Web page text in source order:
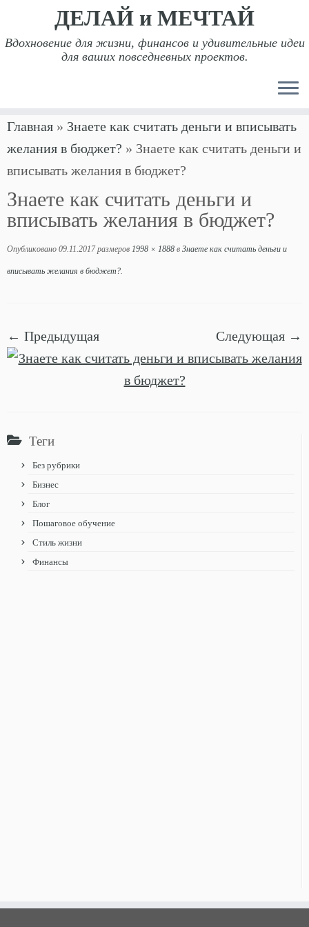
Перейти
содержимому
ДЕЛАЙ и МЕЧТАЙ
Вдохновение для жизни, финансов и удивительные идеи
для ваших повседневных проектов.
Главная » Знаете как считать деньги и вписывать
желания в бюджет? » Знаете как считать деньги и
вписывать желания в бюджет?
Знаете как считать деньги и
вписывать желания в бюджет?
Опубликовано 09.11.2017размеров 1998 × 1888 в Знаете как считать деньги и
вписывать желания в бюджет?.
← Предыдущая Следующая →
Теги
Без рубрики
Бизнес
Блог
Пошаговое обучение
Стиль жизни
Финансы